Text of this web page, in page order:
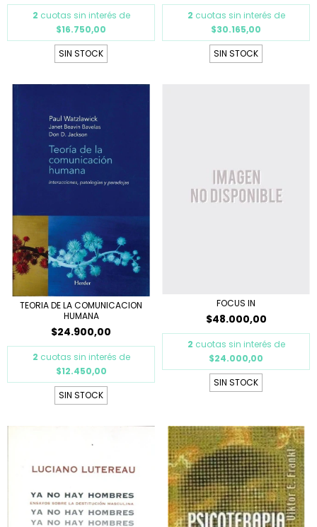
2 cuotas sin interés de
$16.750,00
SIN STOCK
2 cuotas sin interés de
$30.165,00
SIN STOCK
TEORIA DE LA COMUNICACION
HUMANA
$24.900,00
2 cuotas sin interés de
$12.450,00
SIN STOCK
FOCUS IN
$48.000,00
2 cuotas sin interés de
$24.000,00
SIN STOCK